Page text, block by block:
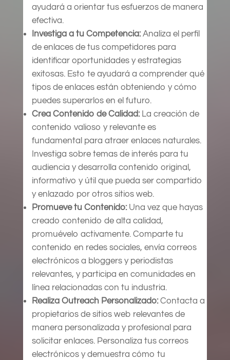
ayudará a orientar tus esfuerzos de manera
efectiva.
Investiga a tu Competencia:Analiza el perfil
de enlaces de tus competidores para
identificar oportunidades y estrategias
exitosas. Esto te ayudará a comprender qué
tipos de enlaces están obteniendo y cómo
puedes superarlos en el futuro.
Crea Contenido de Calidad:La creación de
contenido valioso y relevante es
fundamental para atraer enlaces naturales.
Investiga sobre temas de interés para tu
audiencia y desarrolla contenido original,
informativo y útil que pueda ser compartido
y enlazado por otros sitios web.
Promueve tu Contenido:Una vez que hayas
creado contenido de alta calidad,
promuévelo activamente. Comparte tu
contenido en redes sociales, envía correos
electrónicos a bloggers y periodistas
relevantes, y participa en comunidades en
línea relacionadas con tu industria.
Realiza Outreach Personalizado:Contacta a
propietarios de sitios web relevantes de
manera personalizada y profesional para
solicitar enlaces. Personaliza tus correos
electrónicos y demuestra cómo tu